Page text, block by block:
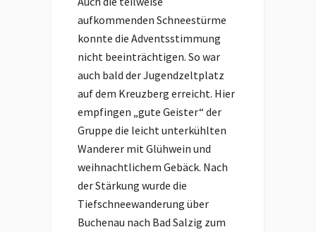
aufkommenden Schneestürme
konnte die Adventsstimmung
nicht beeinträchtigen. So war
auch bald der Jugendzeltplatz
auf dem Kreuzberg erreicht. Hier
empfingen „gute Geister“ der
Gruppe die leicht unterkühlten
Wanderer mit Glühwein und
weihnachtlichem Gebäck. Nach
der Stärkung wurde die
Tiefschneewanderung über
Buchenau nach Bad Salzig zum